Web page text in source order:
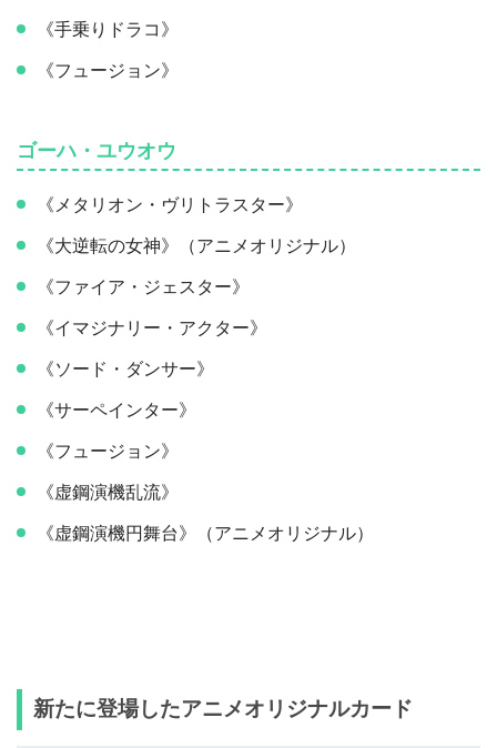
《手乗りドラコ》
《フュージョン》
ゴーハ・ユウオウ
《メタリオン・ヴリトラスター》
《大逆転の女神》（アニメオリジナル）
《ファイア・ジェスター》
《イマジナリー・アクター》
《ソード・ダンサー》
《サーペインター》
《フュージョン》
《虚鋼演機乱流》
《虚鋼演機円舞台》（アニメオリジナル）
新たに登場したアニメオリジナルカード